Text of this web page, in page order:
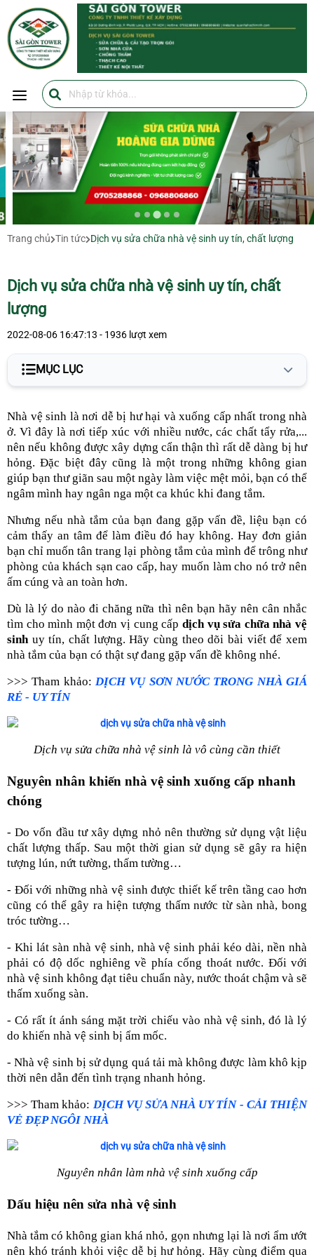
SÀI GÒN TOWER
SÀI GÒN TOWER
0705288868
https://suanhahochiminh.com/
Trang chủ Tin tức Dịch vụ sửa chữa nhà vệ sinh uy tín, chất lượng
Dịch vụ sửa chữa nhà vệ sinh uy tín, chất
lượng
2022-08-06 16:47:13 - 1936 lượt xem
MỤC LỤC
Dấu hiệu nên sửa nhà vệ sinh
Dịch vụ sửa chữa nhà vệ sinh uy tín, chất lượng
Nhà vệ sinh là nơi dễ bị hư hại và xuống cấp nhất trong nhà
ở. Vì đây là nơi tiếp xúc với nhiều nước, các chất tẩy rửa,...
nên nếu không được xây dựng cẩn thận thì rất dễ dàng bị hư
hỏng. Đặc biệt đây cũng là một trong những không gian
giúp bạn thư giãn sau một ngày làm việc mệt mỏi, bạn có thể
ngâm mình hay ngân nga một ca khúc khi đang tắm.
Nhưng nếu nhà tắm của bạn đang gặp vấn đề, liệu bạn có
cảm thấy an tâm để làm điều đó hay không. Hay đơn giản
bạn chỉ muốn tân trang lại phòng tắm của mình để trông như
phòng của khách sạn cao cấp, hay muốn làm cho nó trở nên
ấm cúng và an toàn hơn.
Dù là lý do nào đi chăng nữa thì nên bạn hãy nên cân nhắc
tìm cho mình một đơn vị cung cấp dịch vụ sửa chữa nhà vệ
sinhuy tín, chất lượng. Hãy cùng theo dõi bài viết để xem
nhà tắm của bạn có thật sự đang gặp vấn đề không nhé.
>>> Tham khảo: DỊCH VỤ SƠN NƯỚC TRONG NHÀ GIÁ
RẺ - UY TÍN
Dịch vụ sửa chữa nhà vệ sinh là vô cùng cần thiết
Nguyên nhân khiến nhà vệ sinh xuống cấp nhanh
chóng
- Do vốn đầu tư xây dựng nhỏ nên thường sử dụng vật liệu
chất lượng thấp. Sau một thời gian sử dụng sẽ gây ra hiện
tượng lún, nứt tường, thấm tường…
- Đối với những nhà vệ sinh được thiết kế trên tầng cao hơn
cũng có thể gây ra hiện tượng thấm nước từ sàn nhà, bong
tróc tường…
- Khi lát sàn nhà vệ sinh, nhà vệ sinh phải kéo dài, nền nhà
phải có độ dốc nghiêng về phía cống thoát nước. Đối với
nhà vệ sinh không đạt tiêu chuẩn này, nước thoát chậm và sẽ
thấm xuống sàn.
- Có rất ít ánh sáng mặt trời chiếu vào nhà vệ sinh, đó là lý
do khiến nhà vệ sinh bị ẩm mốc.
- Nhà vệ sinh bị sử dụng quá tải mà không được làm khô kịp
thời nên dẫn đến tình trạng nhanh hỏng.
>>> Tham khảo: DỊCH VỤ SỬA NHÀ UY TÍN - CẢI THIỆN
VẺ ĐẸP NGÔI NHÀ
Nguyên nhân làm nhà vệ sinh xuống cấp
Dấu hiệu nên sửa nhà vệ sinh
Nhà tắm có không gian khá nhỏ, gọn nhưng lại là nơi ẩm ướt
nên khó tránh khỏi việc dễ bị hư hỏng. Hãy cùng điểm qua